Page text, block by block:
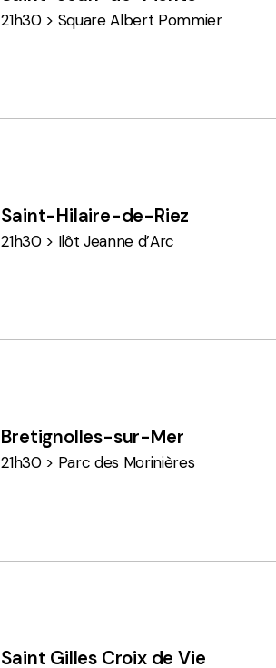
21h30 > Square Albert Pommier
Saint-Hilaire-de-Riez
21h30 > Ilôt Jeanne d’Arc
Bretignolles-sur-Mer
21h30 > Parc des Morinières
Saint Gilles Croix de Vie